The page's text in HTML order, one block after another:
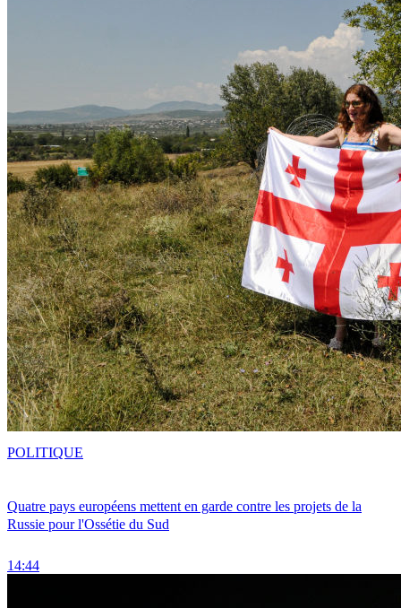
Quatre pays européens mettent en garde contre les projets de la
Russie pour l'Ossétie du Sud
14:44
POLITIQUE